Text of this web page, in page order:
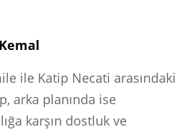
ile Katip Necati arasındaki
arka planında ise
karşın dostluk ve